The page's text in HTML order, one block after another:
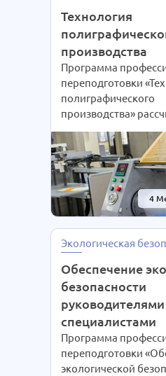
4
Технология
производства
Программа
переподготовки
полиграфического
производства»
ч. Благодаря
технологиям
обучения студенты
сами согласно своим
предпочтениям.
желании
может быть
экстерном
РАЗА! Подробности
телефону на сайте
нам заявку для
Экологическая
Обеспечение
безопасности
специалистами
Программа
переподготовки
экологической